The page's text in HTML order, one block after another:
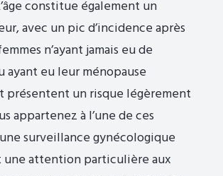
constitue également un
avec un pic d’incidence après
n’ayant jamais eu de
ayant eu leur ménopause
présentent un risque légèrement
appartenez à l’une de ces
surveillance gynécologique
attention particulière aux